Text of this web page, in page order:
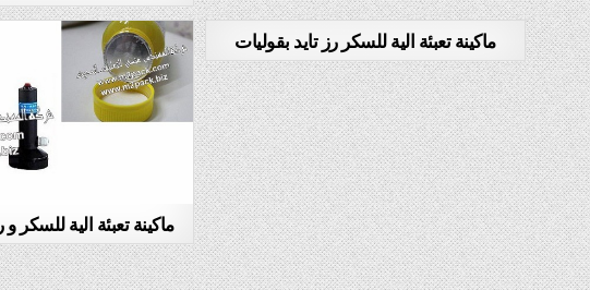
ماكينة تعبئة الية للسكر و
ماكينة تعبئة الية للسكر رز تايد بقوليات